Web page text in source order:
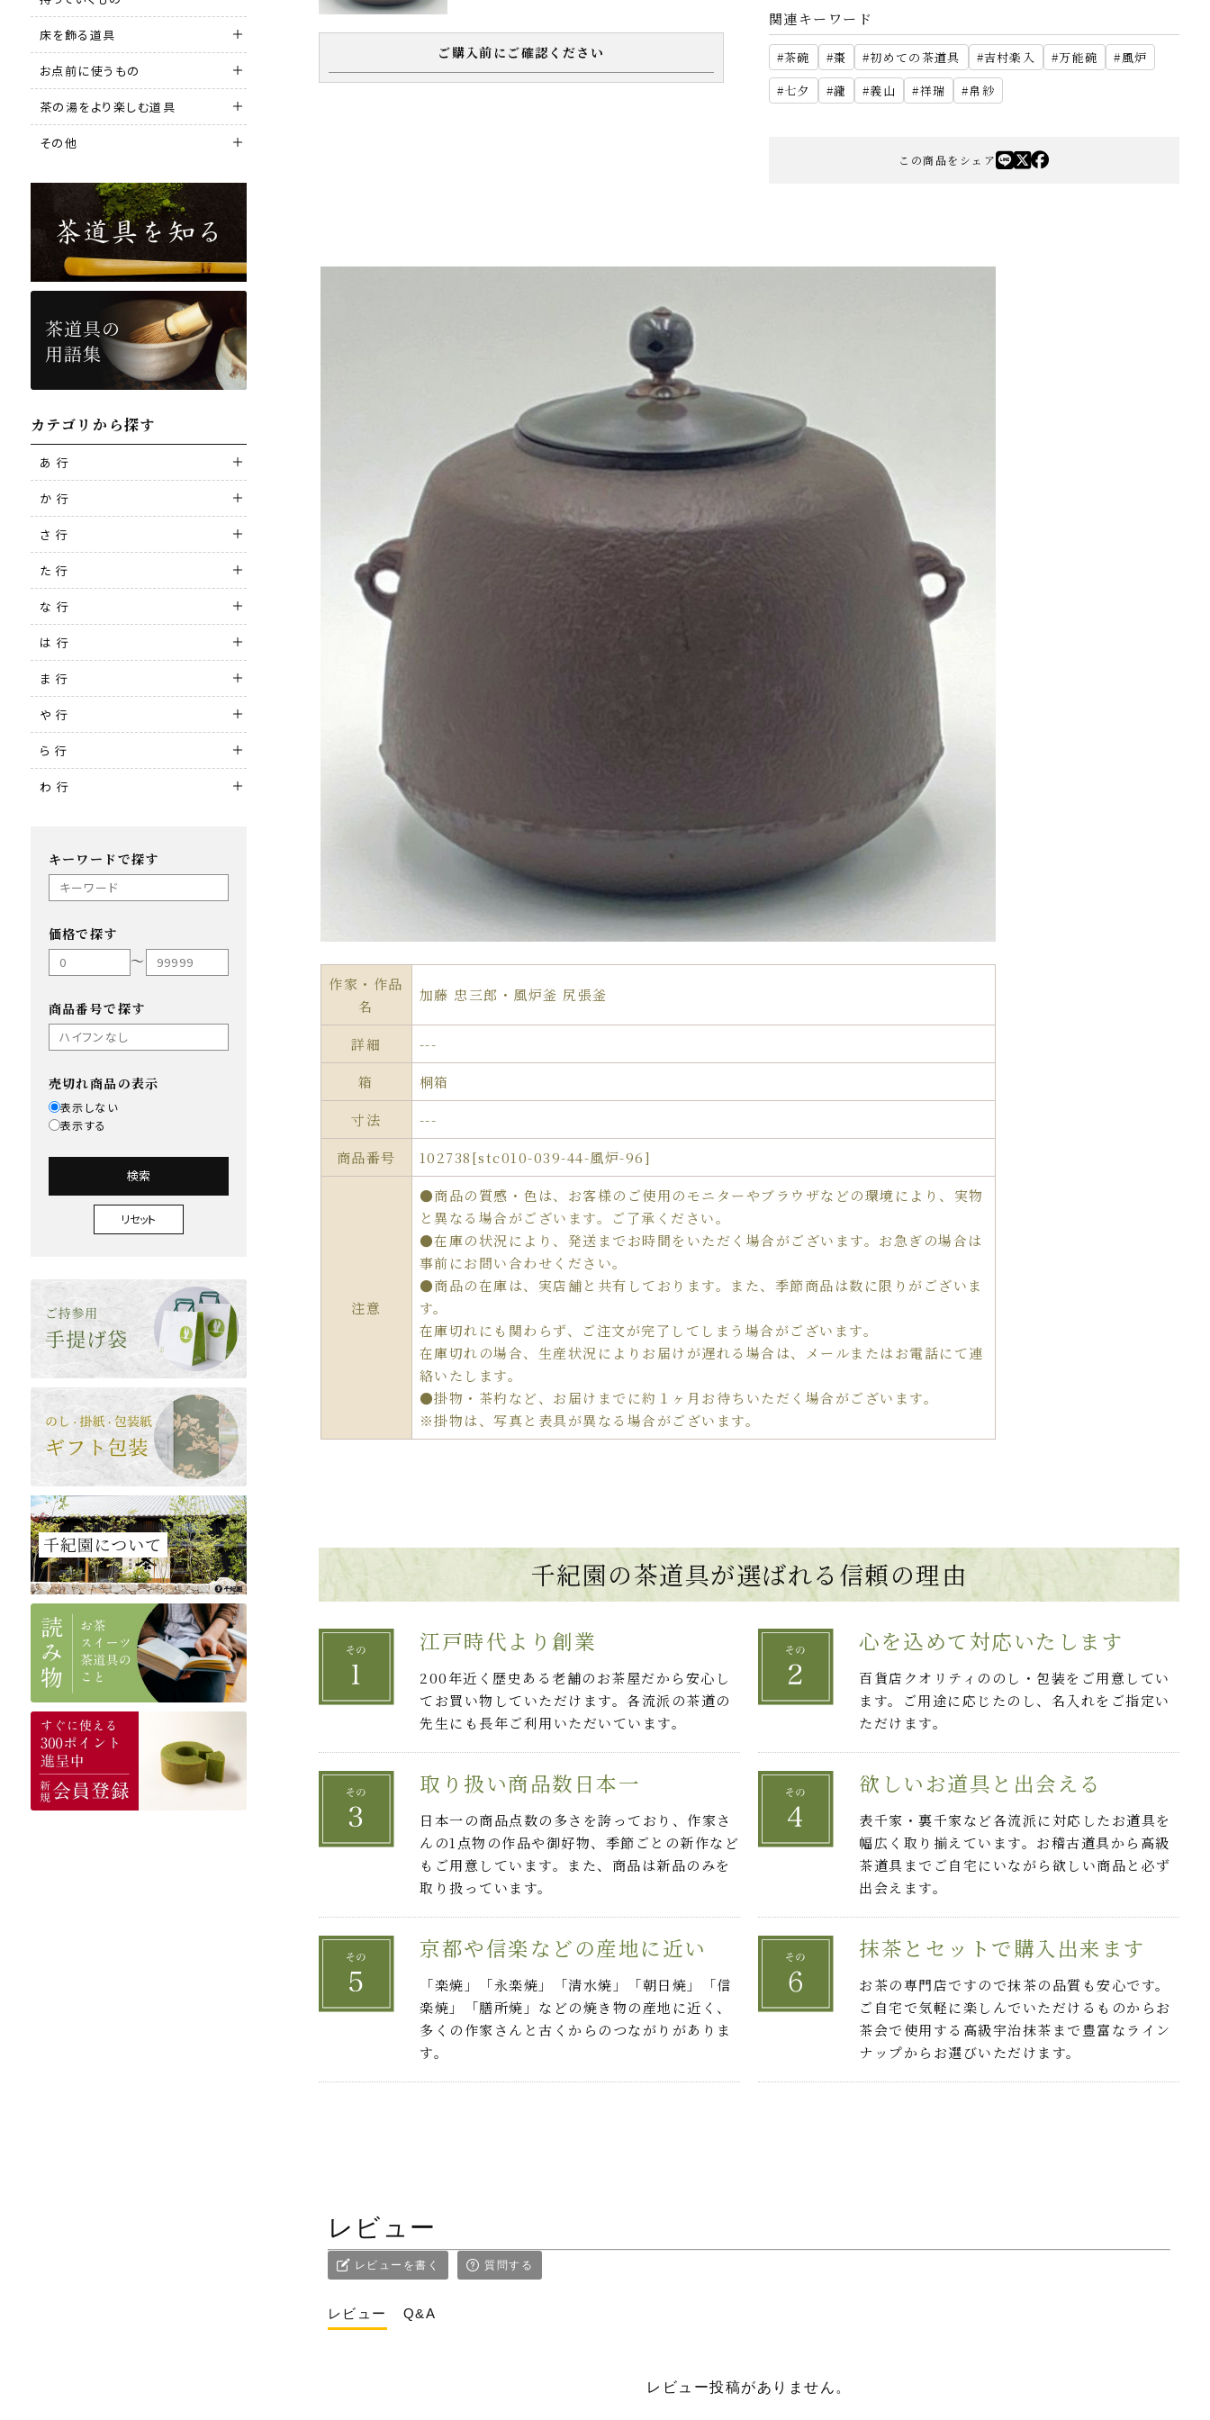
床を飾る道具
お点前に使うもの
茶の湯をより楽しむ道具
その他
カテゴリから探す
あ 行
か 行
さ 行
た 行
な 行
は 行
ま 行
や 行
ら 行
わ 行
キーワードで探す
価格で探す
〜
商品番号で探す
売切れ商品の表示
表示しない
表示する
検索
リセット
ご購入前にご確認ください
関連キーワード
茶碗 棗 初めての茶道具 吉村楽入 万能碗
風炉
七夕
瀧 義山 祥瑞 帛紗
この商品をシェア
作家・作品
名
加藤 忠三郎・風炉釜 尻張釜
詳細
---
箱
桐箱
寸法
---
商品番号
102738[stc010-039-44-風炉-96]
注意
●商品の質感・色は、お客様のご使用のモニターやブラウザなどの環境により、実物
と異なる場合がございます。ご了承ください。
●在庫の状況により、発送までお時間をいただく場合がございます。お急ぎの場合は
事前にお問い合わせください。
●商品の在庫は、実店舗と共有しております。また、季節商品は数に限りがございま
す。
在庫切れにも関わらず、ご注文が完了してしまう場合がございます。
在庫切れの場合、生産状況によりお届けが遅れる場合は、メールまたはお電話にて連
絡いたします。
●掛物・茶杓など、お届けまでに約１ヶ月お待ちいただく場合がございます。
※掛物は、写真と表具が異なる場合がございます。
千紀園の茶道具が選ばれる 信頼の理由
江戸時代より創業
200年近く歴史ある老舗のお茶屋だから安心し
てお買い物していただけます。各流派の茶道の
先生にも長年ご利用いただいています。
心を込めて対応いたします
百貨店クオリティののし・包装をご用意してい
ます。ご用途に応じたのし、名入れをご指定い
ただけます。
取り扱い商品数日本一
日本一の商品点数の多さを誇っており、作家さ
んの1点物の作品や御好物、季節ごとの新作など
もご用意しています。また、商品は新品のみを
取り扱っています。
欲しいお道具と出会える
表千家・裏千家など各流派に対応したお道具を
幅広く取り揃えています。お稽古道具から高級
茶道具までご自宅にいながら欲しい商品と必ず
出会えます。
京都や信楽などの産地に近い
「楽焼」「永楽焼」「清水焼」「朝日焼」「信
楽焼」「膳所焼」などの焼き物の産地に近く、
多くの作家さんと古くからのつながりがありま
す。
抹茶とセットで購入出来ます
お茶の専門店ですので抹茶の品質も安心です。
ご自宅で気軽に楽しんでいただけるものからお
茶会で使用する高級宇治抹茶まで豊富なライン
ナップからお選びいただけます。
レビュー
レビューを書く 質問する
レビュー Q&A
レビュー投稿がありません。